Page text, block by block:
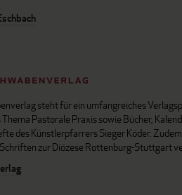
steht für ein umfangreiches
Thema Pastorale Praxis sowie Bücher,
des Künstlerpfarrers Sieger Köder.
zur Diözese Rottenburg-Stuttgart